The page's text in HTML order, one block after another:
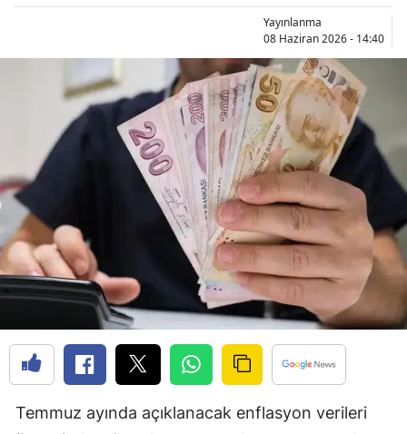
Bursa
Çanakkale
Çankırı
Çorum
Denizli
Diyarbakır
Edirne
Elazığ
Erzincan
Erzurum
Eskişehir
Gaziantep
Yayınlanma
08 Haziran 2026 - 14:40
Temmuz ayında açıklanacak enflasyon verileri